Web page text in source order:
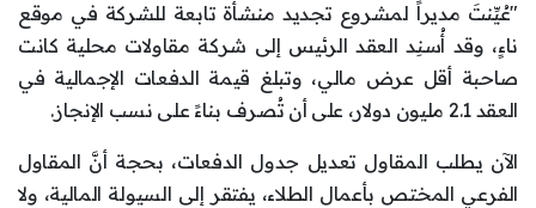
"عُيِّنتَ مديراً لمشروع تجديد منشأة تابعة للشركة في موقع
ناءٍ، وقد أُسنِد العقد الرئيس إلى شركة مقاولات محلية كانت
صاحبة أقل عرض مالي، وتبلغ قيمة الدفعات الإجمالية في
العقد 2.1 مليون دولار، على أن تُصرف بناءً على نسب الإنجاز.
الآن يطلب المقاول تعديل جدول الدفعات، بحجة أنَّ المقاول
الفرعي المختص بأعمال الطلاء، يفتقر إلى السيولة المالية، ولا